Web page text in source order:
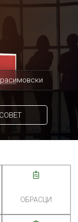
СОВЕТ
ОБРАСЦИ